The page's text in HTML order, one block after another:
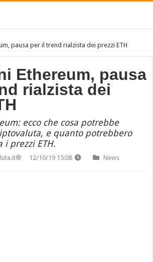
pausa per il trend rialzista dei prezzi ETH
Ethereum, pausa
rialzista dei
ecco che cosa potrebbe
e quanto potrebbero
i prezzi ETH.
12/10/19 15:08
News